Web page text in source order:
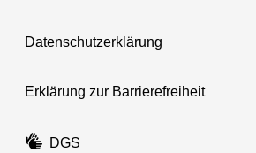
Datenschutzerklärung
Erklärung zur Barrierefreiheit
DGS